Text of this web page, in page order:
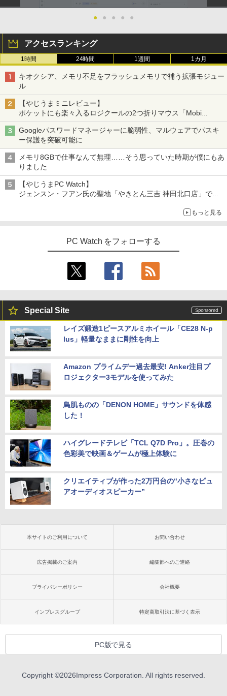
● ● ● ● ●
アクセスランキング
1時間 24時間 1週間 1カ月
キオクシア、メモリ不足をフラッシュメモリで補う拡張モジュー
ル
【やじうまミニレビュー】
ポケットにも楽々入るロジクールの2つ折りマウス「Mobi
Fold」。その気になるギミックとは？
Googleパスワードマネージャーに脆弱性、マルウェアでパスキ
ー保護を突破可能に
メモリ8GBで仕事なんて無理……そう思っていた時期が僕にもあ
りました
【やじうまPC Watch】
ジェンスン・フアン氏の聖地「やきとん三吉 神田北口店」で
～コース名を変更したのはNVIDIAに怒られたからではないもっと見る
PC Watch をフォローする
Special Site
レイズ鍛造1ピースアルミホイール「CE28 N-p
lus」軽量なままに剛性を向上
Amazon プライムデー過去最安! Anker注目プ
ロジェクター3モデルを使ってみた
鳥肌ものの「DENON HOME」サウンドを体感
した！
ハイグレードテレビ「TCL Q7D Pro」。圧巻の
色彩美で映画＆ゲームが極上体験に
クリエイティブが作った2万円台の“小さなピュ
アオーディオスピーカー”
本サイトのご利用について お問い合わせ
広告掲載のご案内 編集部へのご連絡
プライバシーポリシー 会社概要
インプレスグループ 特定商取引法に基づく表示
PC版で見る
Copyright ©2026Impress Corporation. All rights reserved.